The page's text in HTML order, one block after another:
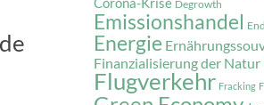
Corona-Krise Degrowth
Emissionshandel
Energie
Finanzialisierung der Natur
Flugverkehr Fracking